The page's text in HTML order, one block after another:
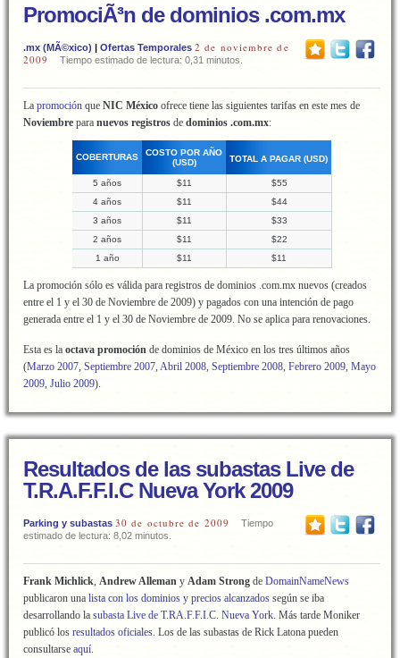
PromociÃ³n de dominios .com.mx
.mx (MÃ©xico) | Ofertas Temporales 2 de noviembre de
2009
Tiempo estimado de lectura: 0,31 minutos.
La promoción que NIC México ofrece tiene las siguientes tarifas en este mes de
Noviembre para nuevos registros de dominios .com.mx:
COBERTURAS
COSTO POR AÑO
(USD)
TOTAL A PAGAR (USD)
5 años $11
$55
4 años
$11
$44
3 años
$11
$33
2 años
$11
$22
1 año
$11 $11
La promoción sólo es válida para registros de dominios .com.mx nuevos (creados
entre el 1 y el 30 de Noviembre de 2009) y pagados con una intención de pago
generada entre el 1 y el 30 de Noviembre de 2009. No se aplica para renovaciones.
Esta es la octava promoción de dominios de México en los tres últimos años
(Marzo 2007, Septiembre 2007, Abril 2008, Septiembre 2008, Febrero 2009, Mayo
2009, Julio 2009).
Resultados de las subastas Live de
T.R.A.F.F.I.C Nueva York 2009
Parking y subastas 30 de octubre de 2009
Tiempo
estimado de lectura: 8,02 minutos.
Frank Michlick, Andrew Alleman y Adam Strong de DomainNameNews
publicaron una lista con los dominios y precios alcanzados según se iba
desarrollando la subasta Live de T.RA.F.F.I.C. Nueva York. Más tarde Moniker
publicó los resultados oficiales. Los de las subastas de Rick Latona pueden
consultarse aquí.